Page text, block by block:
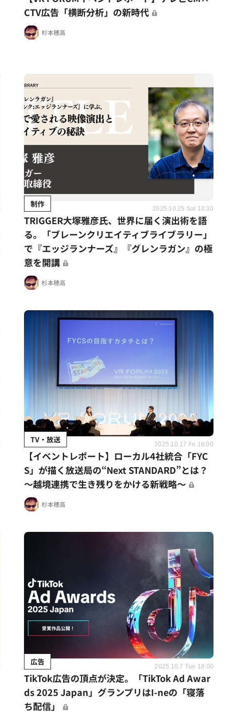
CTV広告「横断分析」の新時代
杉本穂高
制作 2025.10.25 Sat 10:30
TRIGGER大塚雅彦氏、世界に届く演出術を語
る。「ブレーンクリエイティブライブラリー」
で『エッジランナーズ』『グレンラガン』の極
意を開講
杉本穂高
TV・放送 2025.10.17 Fri 18:00
【イベントレポート】ローカル4社統合「FYC
S」が描く放送局の“Next STANDARD”とは？
～越境連携で生き残りをかける新戦略～
杉本穂高
広告 2025.10.7 Tue 18:00
TikTok広告の頂点が決定。「TikTok Ad Awar
ds 2025 Japan」グランプリはI-neの「寝落
ち配信」